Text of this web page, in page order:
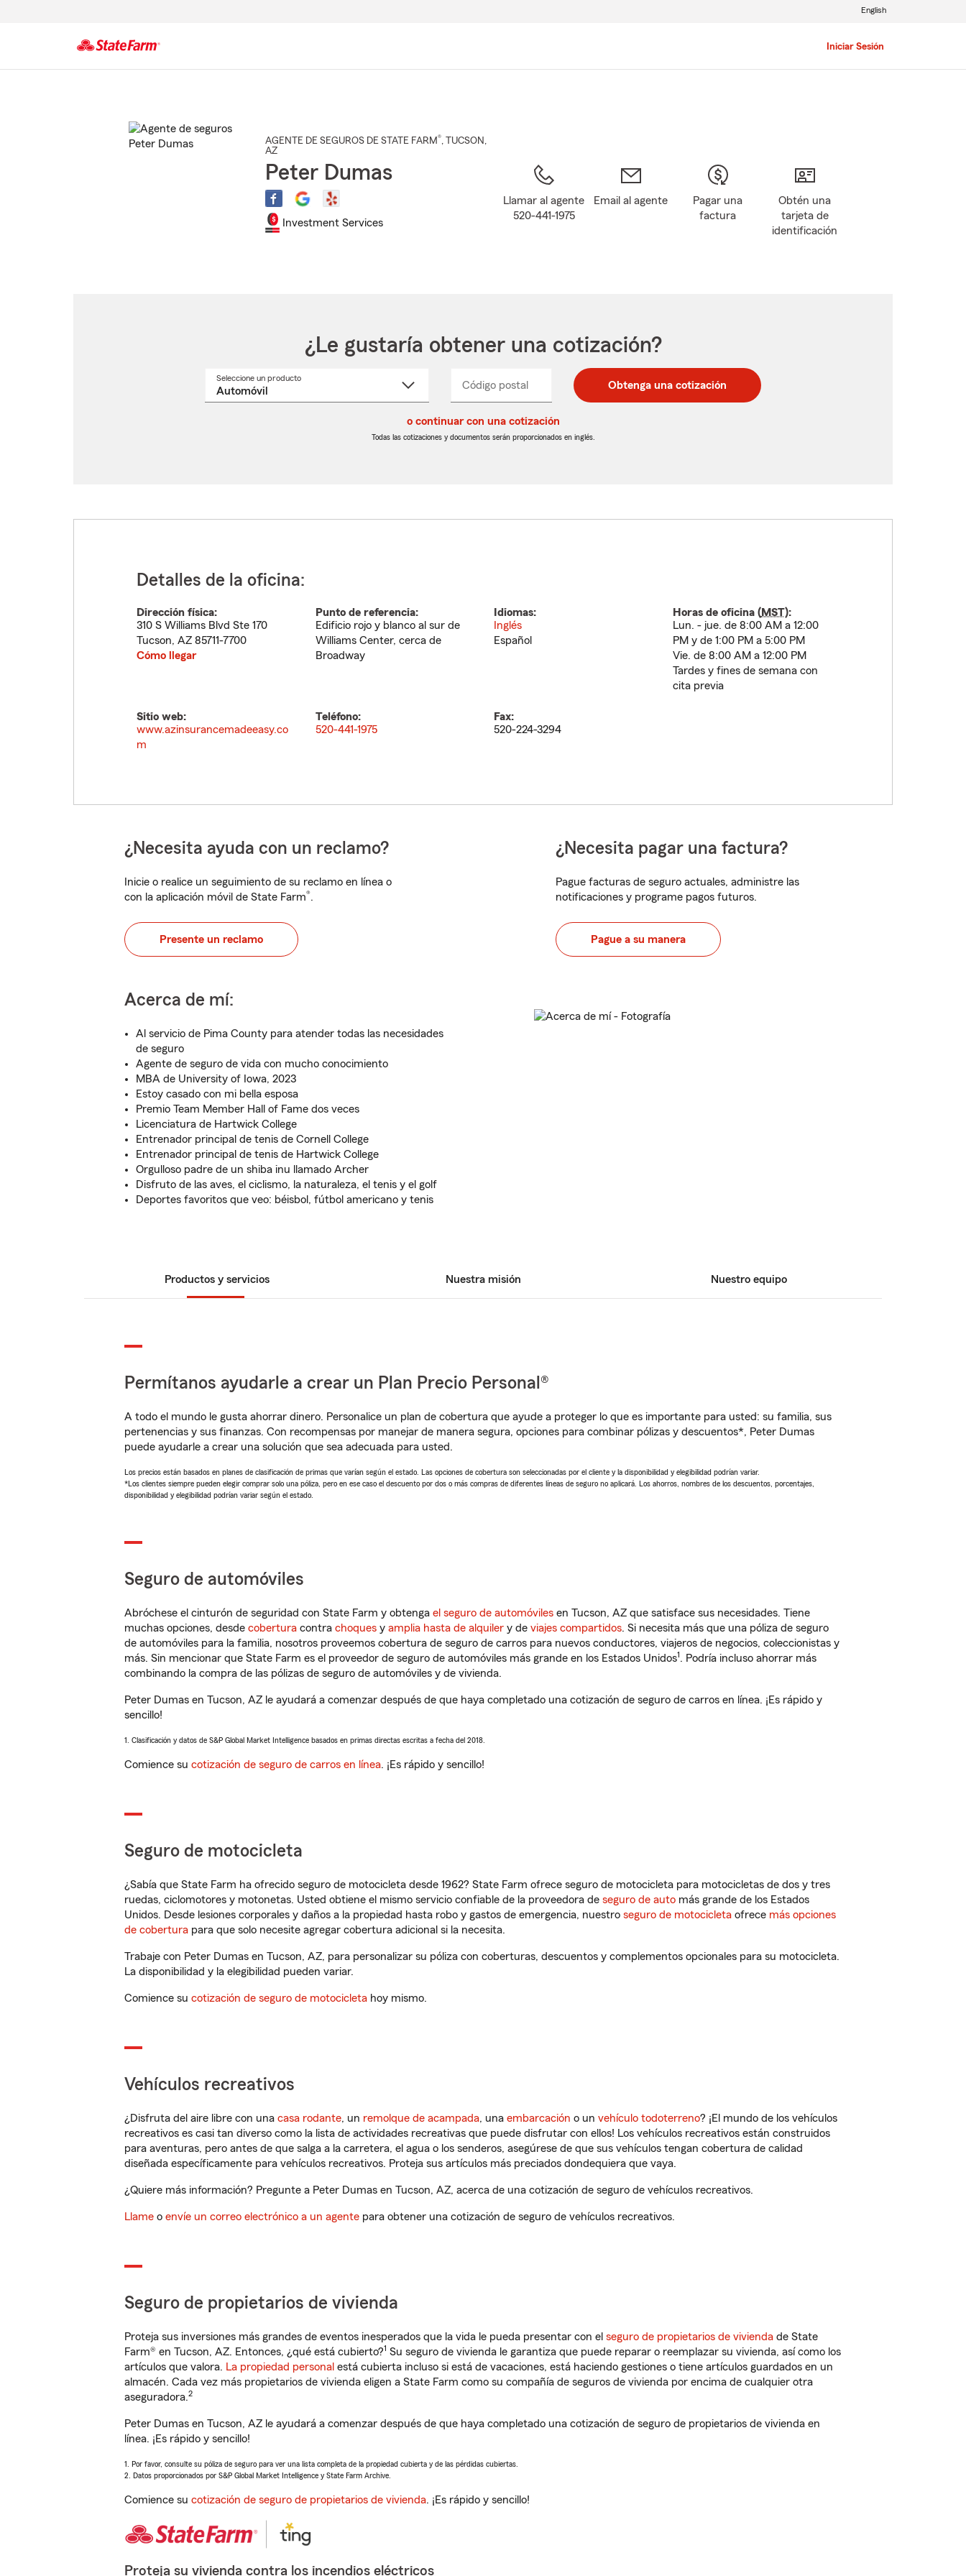
Iniciar Sesión
English
AGENTE DE SEGUROS DE STATE FARM®, TUCSON ,
AZ
Peter Dumas
Investment Services
Llamar al agente
520-441-1975
Email al agente
Pagar una
factura
Obtén una
tarjeta de
identificación
¿Le gustaría obtener una cotización?
Seleccione un productoSeleccione
Código postal
postal
de
postal
de
_____ Obtenga una cotización
o continuar con una cotización
Todas las cotizaciones y documentos serán proporcionados en inglés.
Detalles de la oficina:
Dirección física:
310 S Williams Blvd Ste 170
Tucson, AZ 85711-7700
Cómo llegar
Punto de referencia:
Edificio rojo y blanco al sur de
Williams Center, cerca de
Broadway
Idiomas:
Inglés
Español
Horas de oficina (MST):
Lun. - jue. de 8:00 AM a 12:00
PM y de 1:00 PM a 5:00 PM
Vie. de 8:00 AM a 12:00 PM
Tardes y fines de semana con
cita previa
Sitio web:
www.azinsurancemadeeasy.co
m
Teléfono:
520-441-1975
Fax:
520-224-3294
¿Necesita ayuda con un reclamo?
Inicie o realice un seguimiento de su reclamo en línea o
con la aplicación móvil de State Farm®.
Presente un reclamo
¿Necesita pagar una factura?
Pague facturas de seguro actuales, administre las
notificaciones y programe pagos futuros.
Pague a su manera
Acerca de mí:
Al servicio de Pima County para atender todas las necesidades
de seguro
Agente de seguro de vida con mucho conocimiento
MBA de University of Iowa, 2023
Estoy casado con mi bella esposa
Premio Team Member Hall of Fame dos veces
Licenciatura de Hartwick College
Entrenador principal de tenis de Cornell College
Entrenador principal de tenis de Hartwick College
Orgulloso padre de un shiba inu llamado Archer
Disfruto de las aves, el ciclismo, la naturaleza, el tenis y el golf
Deportes favoritos que veo: béisbol, fútbol americano y tenis
Productos y servicios Nuestra misión Nuestro equipo
Permítanos ayudarle a crear un Plan Precio Personal®
A todo el mundo le gusta ahorrar dinero. Personalice un plan de cobertura que ayude a proteger lo que es importante para usted: su familia, sus
pertenencias y sus finanzas. Con recompensas por manejar de manera segura, opciones para combinar pólizas y descuentos*, Peter Dumas
puede ayudarle a crear una solución que sea adecuada para usted.
Los precios están basados en planes de clasificación de primas que varían según el estado. Las opciones de cobertura son seleccionadas por el cliente y la disponibilidad y elegibilidad podrían variar.
*Los clientes siempre pueden elegir comprar solo una póliza, pero en ese caso el descuento por dos o más compras de diferentes líneas de seguro no aplicará. Los ahorros, nombres de los descuentos, porcentajes,
disponibilidad y elegibilidad podrían variar según el estado.
Seguro de automóviles
Abróchese el cinturón de seguridad con State Farm y obtenga el seguro de automóviles en Tucson, AZ que satisface sus necesidades. Tiene
muchas opciones, desde cobertura contra choques y amplia hasta de alquiler y de viajes compartidos. Si necesita más que una póliza de seguro
de automóviles para la familia, nosotros proveemos cobertura de seguro de carros para nuevos conductores, viajeros de negocios, coleccionistas y
más. Sin mencionar que State Farm es el proveedor de seguro de automóviles más grande en los Estados Unidos1. Podría incluso ahorrar más
combinando la compra de las pólizas de seguro de automóviles y de vivienda.
Peter Dumas en Tucson, AZ le ayudará a comenzar después de que haya completado una cotización de seguro de carros en línea. ¡Es rápido y
sencillo!
1. Clasificación y datos de S&P Global Market Intelligence basados en primas directas escritas a fecha del 2018.
Comience su cotización de seguro de carros en línea. ¡Es rápido y sencillo!
Seguro de motocicleta
¿Sabía que State Farm ha ofrecido seguro de motocicleta desde 1962? State Farm ofrece seguro de motocicleta para motocicletas de dos y tres
ruedas, ciclomotores y motonetas. Usted obtiene el mismo servicio confiable de la proveedora de seguro de auto más grande de los Estados
Unidos. Desde lesiones corporales y daños a la propiedad hasta robo y gastos de emergencia, nuestro seguro de motocicleta ofrece más opciones
de cobertura para que solo necesite agregar cobertura adicional si la necesita.
Trabaje con Peter Dumas en Tucson, AZ, para personalizar su póliza con coberturas, descuentos y complementos opcionales para su motocicleta.
La disponibilidad y la elegibilidad pueden variar.
Comience su cotización de seguro de motocicleta hoy mismo.
Vehículos recreativos
¿Disfruta del aire libre con una casa rodante, un remolque de acampada, una embarcación o un vehículo todoterreno? ¡El mundo de los vehículos
recreativos es casi tan diverso como la lista de actividades recreativas que puede disfrutar con ellos! Los vehículos recreativos están construidos
para aventuras, pero antes de que salga a la carretera, el agua o los senderos, asegúrese de que sus vehículos tengan cobertura de calidad
diseñada específicamente para vehículos recreativos. Proteja sus artículos más preciados dondequiera que vaya.
¿Quiere más información? Pregunte a Peter Dumas en Tucson, AZ, acerca de una cotización de seguro de vehículos recreativos.
Llame o envíe un correo electrónico a un agente para obtener una cotización de seguro de vehículos recreativos.
Seguro de propietarios de vivienda
Proteja sus inversiones más grandes de eventos inesperados que la vida le pueda presentar con el seguro de propietarios de vivienda de State
Farm® en Tucson, AZ. Entonces, ¿qué está cubierto?1 Su seguro de vivienda le garantiza que puede reparar o reemplazar su vivienda, así como los
artículos que valora. La propiedad personal está cubierta incluso si está de vacaciones, está haciendo gestiones o tiene artículos guardados en un
almacén. Cada vez más propietarios de vivienda eligen a State Farm como su compañía de seguros de vivienda por encima de cualquier otra
aseguradora.2
Peter Dumas en Tucson, AZ le ayudará a comenzar después de que haya completado una cotización de seguro de propietarios de vivienda en
línea. ¡Es rápido y sencillo!
1. Por favor, consulte su póliza de seguro para ver una lista completa de la propiedad cubierta y de las pérdidas cubiertas.
2. Datos proporcionados por S&P Global Market Intelligence y State Farm Archive.
Comience su cotización de seguro de propietarios de vivienda. ¡Es rápido y sencillo!
Proteja su vivienda contra los incendios eléctricos